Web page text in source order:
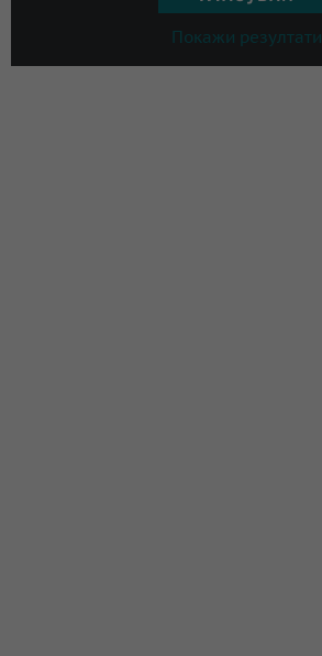
Покажи резултати